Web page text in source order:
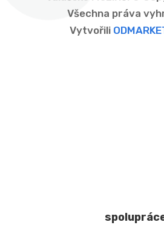
Všechna práva
Vytvořili